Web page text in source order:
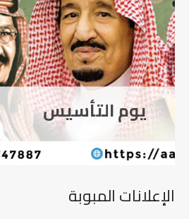
الإعلانات المبوبة